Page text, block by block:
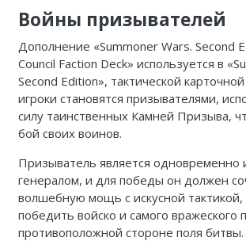
Войны призывателей
Дополнение «Summoner Wars. Second
Council Faction Deck» используется в
Second Edition», тактической
игроки становятся призывателями,
силу таинственных Камней Призыва,
бой своих воинов.
Призыватель является одновременно
генералом, и для победы он должен
волшебную мощь с искусной
победить войско и самого вражеского
противоположной стороне поля битвы.